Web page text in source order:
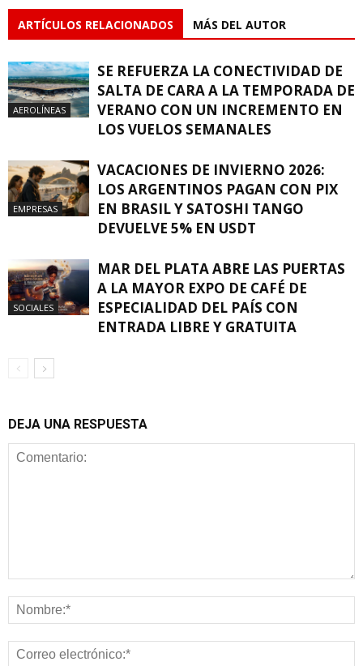
ARTÍCULOS RELACIONADOS MÁS DEL AUTOR
AEROLÍNEAS
SE REFUERZA LA CONECTIVIDAD DE
SALTA DE CARA A LA TEMPORADA DE
VERANO CON UN INCREMENTO EN
LOS VUELOS SEMANALES
EMPRESAS
VACACIONES DE INVIERNO 2026:
LOS ARGENTINOS PAGAN CON PIX
EN BRASIL Y SATOSHI TANGO
DEVUELVE 5% EN USDT
SOCIALES
MAR DEL PLATA ABRE LAS PUERTAS
A LA MAYOR EXPO DE CAFÉ DE
ESPECIALIDAD DEL PAÍS CON
ENTRADA LIBRE Y GRATUITA
DEJA UNA RESPUESTA